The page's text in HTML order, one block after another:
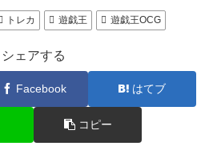
トレカ 遊戯王 遊戯王OCG
シェアする
Facebook はてブ
コピー